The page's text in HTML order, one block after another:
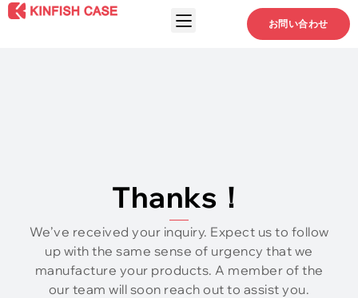
お問い合わせ
Thanks！
We’ve received your inquiry. Expect us to follow
up with the same sense of urgency that we
manufacture your products. A member of the
our team will soon reach out to assist you.